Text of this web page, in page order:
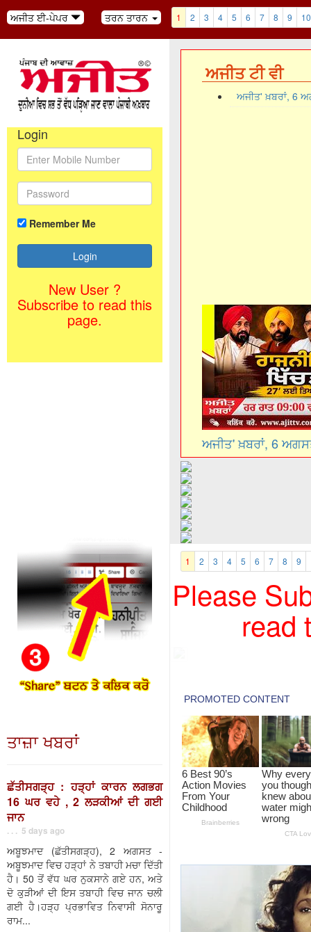
ਅਜੀਤ ਈ-ਪੇਪਰ ਤਰਨ ਤਾਰਨ 1 2 3 4 5 6 7 8 9 10
Login
Remember Me
New User ?
Subscribe to read this
page.
ਤਾਜ਼ਾ ਖਬਰਾਂ
ਛੱਤੀਸਗੜ੍ਹ : ਹੜ੍ਹਾਂ ਕਾਰਨ ਲਗਭਗ
16 ਘਰ ਵਹੇ , 2 ਲੜਕੀਆਂ ਦੀ ਗਈ
ਜਾਨ
. . . 5 days ago
ਅਬੂਝਮਾਦ (ਛੱਤੀਸਗੜ੍ਹ), 2 ਅਗਸਤ -
ਅਬੂਝਮਾਦ ਵਿਚ ਹੜ੍ਹਾਂ ਨੇ ਤਬਾਹੀ ਮਚਾ ਦਿੱਤੀ
ਹੈ। 50 ਤੋਂ ਵੱਧ ਘਰ ਨੁਕਸਾਨੇ ਗਏ ਹਨ, ਅਤੇ
ਦੋ ਕੁੜੀਆਂ ਦੀ ਇਸ ਤਬਾਹੀ ਵਿਚ ਜਾਨ ਚਲੀ
ਗਈ ਹੈ।ਹੜ੍ਹ ਪ੍ਰਭਾਵਿਤ ਨਿਵਾਸੀ ਸੋਨਾਰੂ
ਰਾਮ...
ਅਜੀਤ ਟੀ ਵੀ
ਅਜੀਤ' ਖ਼ਬਰਾਂ, 6
ਅਜੀਤ' ਖ਼ਬਰਾਂ, 6
1 2 3 4 5 6 7 8 9
Please
read